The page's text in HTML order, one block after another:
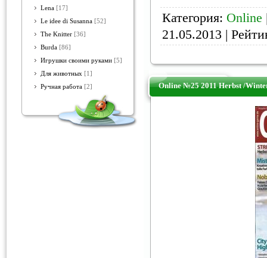
Lena [17]
Le idee di Susanna [52]
The Knitter [36]
Burda [86]
Игрушки своими руками [5]
Для животных [1]
Ручная работа [2]
Категория: Online
21.05.2013 |
Online №25 2011 Herbst /